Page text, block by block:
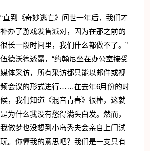
“直到《奇妙逃亡》问世一年后，我们才
补办了游戏发售派对，因为在那之前的
很长一段时间里，我们什么都做不了。”
伍德沃德透露，“约翰尼坐在办公室接受
媒体采访，所有采访都只能以邮件或视
频会议的形式进行……在去年6月份的时
候，我们知道《混音青春》很棒，这就
是为什么我没有愁得满头白发。然而，
我做梦也没想到小岛秀夫会亲自上门试
玩。你懂我的意思吧？我们是一支只有